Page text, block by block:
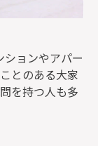
ョンやアパー
とのある大家
を持つ人も多